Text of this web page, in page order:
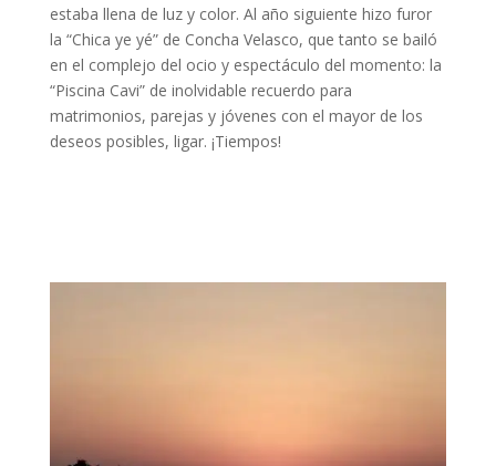
estaba llena de luz y color. Al año siguiente hizo furor
la “Chica ye yé” de Concha Velasco, que tanto se bailó
en el complejo del ocio y espectáculo del momento: la
“Piscina Cavi” de inolvidable recuerdo para
matrimonios, parejas y jóvenes con el mayor de los
deseos posibles, ligar. ¡Tiempos!